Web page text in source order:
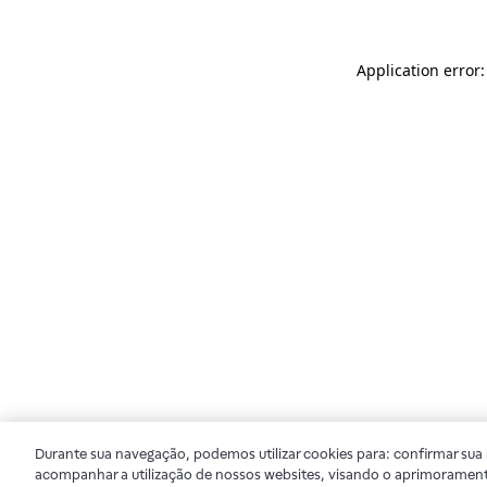
Application
Durante sua navegação, podemos utilizar cookies para: confirmar
acompanhar a utilização de nossos websites, visando o